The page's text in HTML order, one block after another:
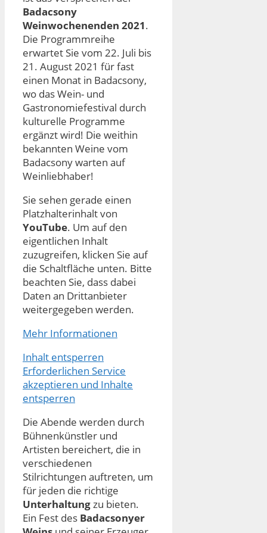
Badacsony
Weinwochenenden 2021.
Die Programmreihe
erwartet Sie vom 22. Juli bis
21. August 2021 für fast
einen Monat in Badacsony,
wo das Wein- und
Gastronomiefestival durch
kulturelle Programme
ergänzt wird! Die weithin
bekannten Weine vom
Badacsony warten auf
Weinliebhaber!
Sie sehen gerade einen
Platzhalterinhalt von
YouTube. Um auf den
eigentlichen Inhalt
zuzugreifen, klicken Sie auf
die Schaltfläche unten. Bitte
beachten Sie, dass dabei
Daten an Drittanbieter
weitergegeben werden.
Mehr Informationen
Inhalt entsperren
Erforderlichen Service
akzeptieren und Inhalte
entsperren
Die Abende werden durch
Bühnenkünstler und
Artisten bereichert, die in
verschiedenen
Stilrichtungen auftreten, um
für jeden die richtige
Unterhaltungzu bieten.
Ein Fest des Badacsonyer